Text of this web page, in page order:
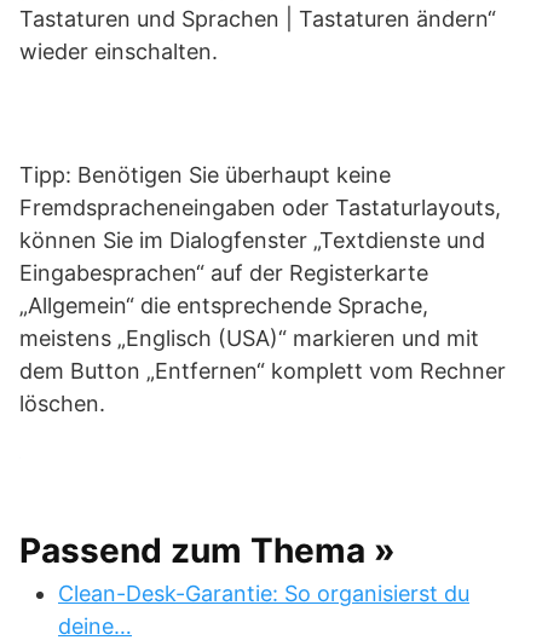
Tastaturen und Sprachen | Tastaturen ändern“
wieder einschalten.
Tipp: Benötigen Sie überhaupt keine
Fremdspracheneingaben oder Tastaturlayouts,
können Sie im Dialogfenster „Textdienste und
Eingabesprachen“ auf der Registerkarte
„Allgemein“ die entsprechende Sprache,
meistens „Englisch (USA)“ markieren und mit
dem Button „Entfernen“ komplett vom Rechner
löschen.
Passend zum Thema »
Clean-Desk-Garantie: So organisierst du
deine…